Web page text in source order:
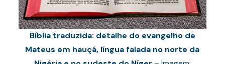
Bíblia traduzida: detalhe do evangelho de
Mateus em hauçá, língua falada no norte da